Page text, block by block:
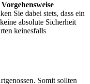
Vorgehensweise
Sie dabei stets, dass ein
absolute Sicherheit
keinesfalls
Somit sollten